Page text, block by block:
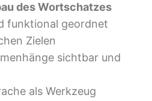
des Wortschatzes
funktional geordnet
Zielen
sichtbar und
als Werkzeug